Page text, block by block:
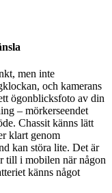
men inte
och kamerans
ögonblicksfoto av din
– mörkerseendet
Chassit känns lätt
klart genom
kan störa lite. Det är
till i mobilen när någon
känns något